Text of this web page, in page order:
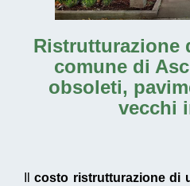
Ristrutturazione
comune di
obsoleti,
vecchi
Ilcosto ristrutturazione di